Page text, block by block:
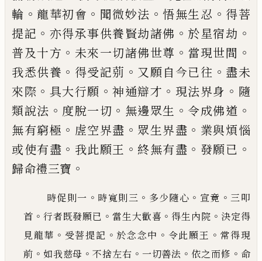
輪 。 龍華初會 。 聞微妙法 。悟無生忍 。 得菩
提記 。 亦得承事供養賢劫諸佛 。 於星宿劫 。
普及十方 。 未來一切諸佛世尊 。 當現世間 。
我悉供養 。 得受記莂 。 又願自今已往 。 盡未
來際 。 具大行願 。神通辯才 。 現法界身 。 隨
類說法 。 度脫一切 。 無邊眾生 。令成佛道 。
無有窮極 。 虗空界盡 。 眾生界盡 。 業與煩惱
或使有盡 。 我此願王 。 終無有盡 。 發願已 。
歸命禮三寶 。
時促則一 。 時寬則三 。 多少隨心 。 宣竟 。三叩
首 。 行者既發願已 。 當生大歡喜 。 得生內院 。 決定得
見龍華 。 受菩提記 。 於念念中 。 令此願王 。 常得現
前 。 如我慈母 。不捨左右 。 一切善法 。 依之而修 。 命